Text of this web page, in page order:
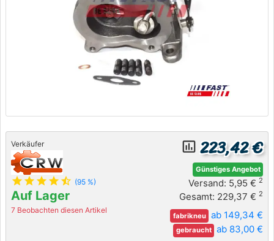
Verkäufer
star star star star star_half (95 %)
Auf Lager
7 Beobachten diesen Artikel
insert_chart_outlined 223,42 €
Günstiges Angebot
Versand: 5,95 € 2
Gesamt: 229,37 € 2
fabrikneu ab 149,34 €
gebraucht ab 83,00 €